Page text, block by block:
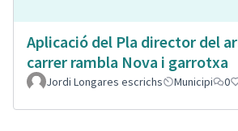
Aplicació del Pla director del
carrer rambla Nova i garrotxa
Jordi Longares escrichs Municipi 0